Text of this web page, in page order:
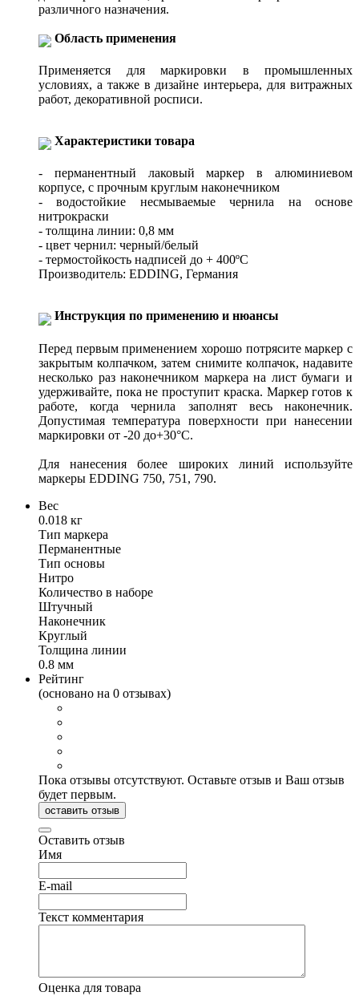
различного назначения.
Область применения
Применяется для маркировки в промышленных
условиях, а также в дизайне интерьера, для витражных
работ, декоративной росписи.
Характеристики товара
- перманентный лаковый маркер в алюминиевом
корпусе, с прочным круглым наконечником
- водостойкие несмываемые чернила на основе
нитрокраски
- толщина линии: 0,8 мм
- цвет чернил: черный/белый
- термостойкость надписей до + 400ºС
Производитель: EDDING, Германия
Инструкция по применению и нюансы
Перед первым применением хорошо потрясите маркер с
закрытым колпачком, затем снимите колпачок, надавите
несколько раз наконечником маркера на лист бумаги и
удерживайте, пока не проступит краска. Маркер готов к
работе, когда чернила заполнят весь наконечник.
Допустимая температура поверхности при нанесении
маркировки от -20 до+30°С.
Для нанесения более широких линий используйте
маркеры EDDING 750, 751, 790.
Вес
0.018 кг
Тип маркера
Перманентные
Тип основы
Нитро
Количество в наборе
Штучный
Наконечник
Круглый
Толщина линии
0.8 мм
Рейтинг
(основано на 0 отзывах)
Пока отзывы отсутствуют. Оставьте отзыв и Ваш отзыв
будет первым.
оставить отзыв
Оставить отзыв
Имя
E-mail
Текст комментария
Оценка для товара